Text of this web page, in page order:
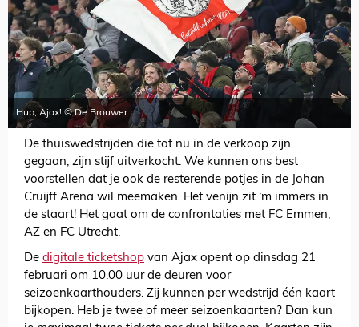
Hup, Ajax! © De Brouwer
De thuiswedstrijden die tot nu in de verkoop zijn
gegaan, zijn stijf uitverkocht. We kunnen ons best
voorstellen dat je ook de resterende potjes in de Johan
Cruijff Arena wil meemaken. Het venijn zit ‘m immers in
de staart! Het gaat om de confrontaties met FC Emmen,
AZ en FC Utrecht.
De digitale ticketshop van Ajax opent op dinsdag 21
februari om 10.00 uur de deuren voor
seizoenkaarthouders. Zij kunnen per wedstrijd één kaart
bijkopen. Heb je twee of meer seizoenkaarten? Dan kun